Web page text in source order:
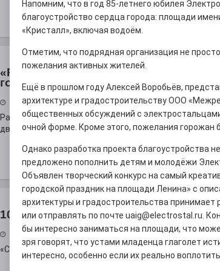
«Районы-кварталы» путешествуют по
городу
27.07.2026
Радость в квадрате! На этой неделе
дважды порадует проект «Районы-кварталы».
100 футов под килем!
26.07.2026
«С ними дядька Черномор»
Напомним, что в год 85-летнего юбилея
благоустройство сердца города: площади
«Кристалл», включая водоём.
Отметим, что подрядная организация не
пожелания активных жителей.
Ещё в прошлом году Алексей Воробьёв,
архитектуре и градостроительству ООО
общественных обсуждений с
очной форме. Кроме этого, пожелания горожан
Однако разработка проекта благоустройства
предложено пополнить детям и молодёжи
Объявлен творческий конкурс на самый
городской праздник на площади Ленина» с
архитектуры и градостроительства
или отправлять по почте uaig@electrostal.ru.
бы интересно заниматься на площади, что
зря говорят, что устами младенца глаголет
интересно, особенно если их реально